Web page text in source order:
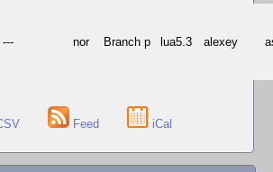
--- nor Branch p lua5.3 alexey
Feed iCal